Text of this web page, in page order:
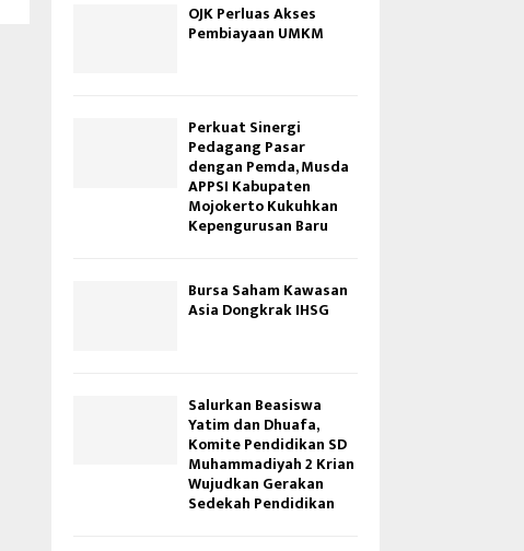
OJK Perluas Akses
Pembiayaan UMKM
Perkuat Sinergi
Pedagang Pasar
dengan Pemda, Musda
APPSI Kabupaten
Mojokerto Kukuhkan
Kepengurusan Baru
Bursa Saham Kawasan
Asia Dongkrak IHSG
Salurkan Beasiswa
Yatim dan Dhuafa,
Komite Pendidikan SD
Muhammadiyah 2 Krian
Wujudkan Gerakan
Sedekah Pendidikan